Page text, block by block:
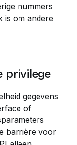
nummers
is om andere
privilege
gegevens
of
barrière voor